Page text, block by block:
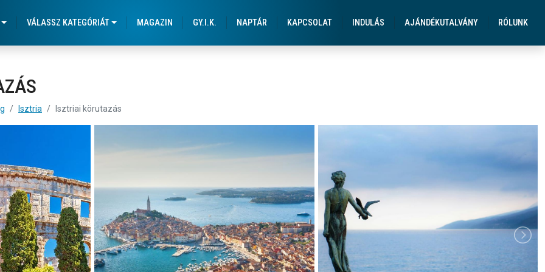
VÁLASSZ KATEGÓRIÁT MAGAZIN GY.I.K. NAPTÁR KAPCSOLAT INDULÁS AJÁNDÉKUTALVÁNY RÓLUNK
Isztria Isztriai körutazás
körutazás